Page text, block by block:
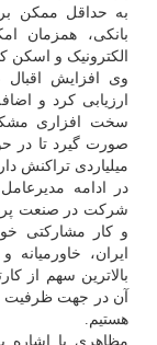
بانکی، همزمان
الکترونیک و اسکن
وی افزایش اقبال
ارزیابی کرد و
سخت افزاری
میلیاردی تراکنش
در ادامه
شرکت در صنعت
ایران،
بالاترین سهم از
آن در جهت ظرفیت
هستیم.
مظاهری با اشاره به